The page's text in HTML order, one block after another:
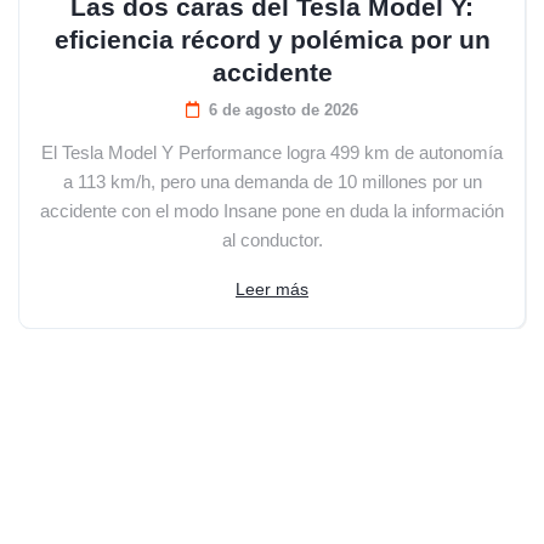
Las dos caras del Tesla Model Y:
eficiencia récord y polémica por un
accidente
6 de agosto de 2026
El Tesla Model Y Performance logra 499 km de autonomía
a 113 km/h, pero una demanda de 10 millones por un
accidente con el modo Insane pone en duda la información
al conductor.
Leer más